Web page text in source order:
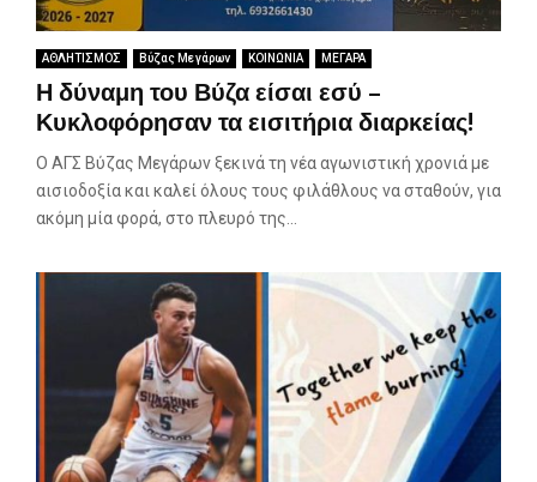
ΑΘΛΗΤΙΣΜΟΣ Βύζας Μεγάρων ΚΟΙΝΩΝΙΑ ΜΕΓΑΡΑ
Η δύναμη του Βύζα είσαι εσύ –
Κυκλοφόρησαν τα εισιτήρια διαρκείας!
Ο ΑΓΣ Βύζας Μεγάρων ξεκινά τη νέα αγωνιστική χρονιά με
αισιοδοξία και καλεί όλους τους φιλάθλους να σταθούν, για
ακόμη μία φορά, στο πλευρό της...